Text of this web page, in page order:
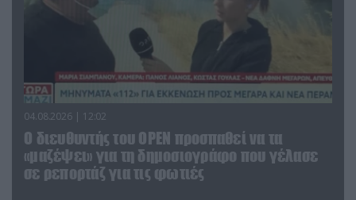
04.08.2026 | 12:02
O διευθυντής του OPEN προσπαθεί να τα
«μαζέψει» για τη δημοσιογράφο που γέλασε
σε ρεπορτάζ για τις φωτιές